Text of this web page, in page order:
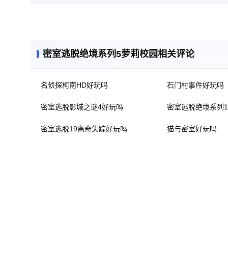
密室逃脱绝境系列5萝莉校园相关评论
名侦探柯南HD好玩吗 石门村事件好玩吗
密室逃脱影城之谜4好玩吗 密室逃脱绝境系列
密室逃脱19离奇失踪好玩吗 猫与密室好玩吗